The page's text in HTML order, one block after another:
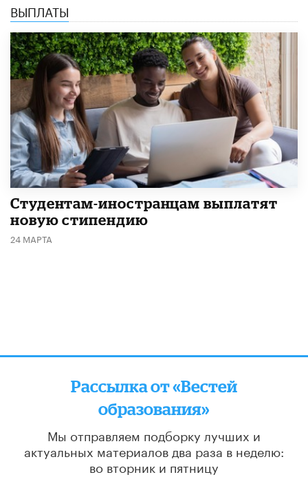
ВЫПЛАТЫ
Студентам-иностранцам выплатят
новую стипендию
24 МАРТА
Рассылка от «Вестей
образования»
Мы отправляем подборку лучших и
актуальных материалов два раза в неделю:
во вторник и пятницу